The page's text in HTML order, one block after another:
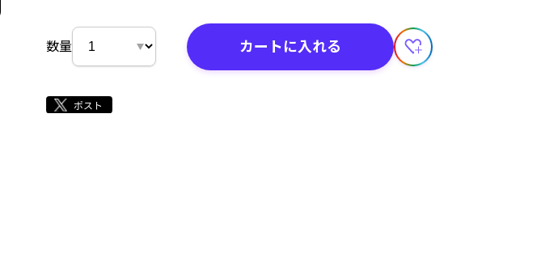
数量 カートに入れる